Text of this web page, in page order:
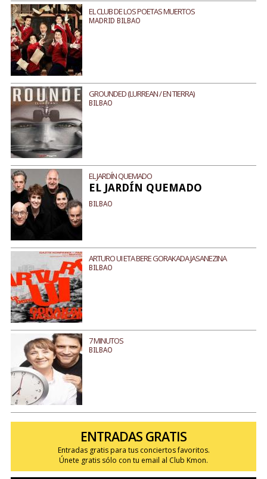
EL CLUB DE LOS POETAS MUERTOS
MADRID BILBAO
GROUNDED (LURREAN / EN TIERRA)
BILBAO
EL JARDÍN QUEMADO
EL JARDÍN QUEMADO
BILBAO
ARTURO UI ETA BERE GORAKADA JASANEZINA
BILBAO
7 MINUTOS
BILBAO
ENTRADAS GRATIS
Entradas gratis para tus conciertos favoritos.
Únete gratis sólo con tu email al Club Kmon.